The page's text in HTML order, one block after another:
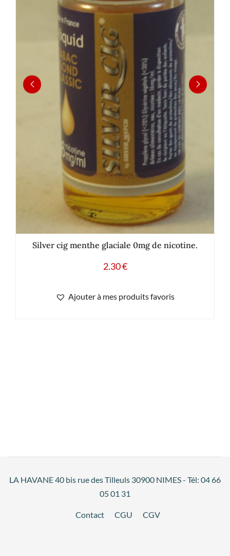
Silver cig menthe glaciale 0mg de nicotine.
2.30€
Ajouter à mes produits favoris
LA HAVANE 40 bis rue des Tilleuls 30900 NIMES - Tél: 04 66
05 01 31
Contact CGU CGV